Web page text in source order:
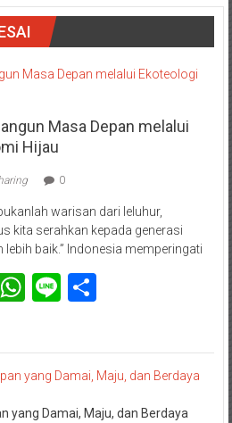
Masa Depan melalui
Hijau
0
warisan dari leluhur,
kita serahkan kepada generasi
baik.” Indonesia memperingati
WhatsApp
LineShare
yang Damai, Maju, dan Berdaya